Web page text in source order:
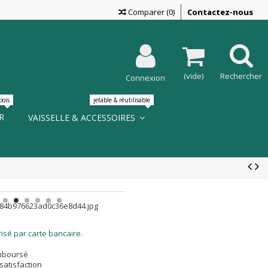
Contactez-nous
Comparer(0)
Rechercher
(vide)
Connexion
VAISSELLE & ACCESSOIRES
jetable & réutilisable
par carte bancaire.